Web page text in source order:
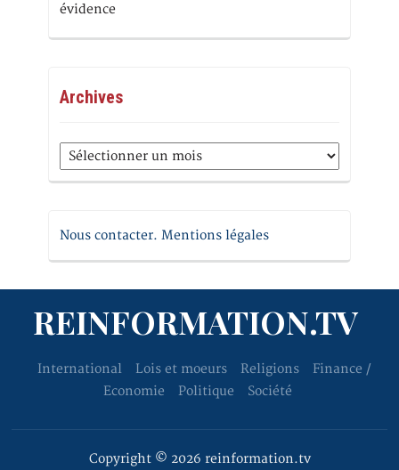
évidence
Archives
Archives
Nous contacter. Mentions légales
REINFORMATION.TV
International Lois et moeurs Religions
Finance /
Economie
Politique Société
Copyright © 2026 reinformation.tv